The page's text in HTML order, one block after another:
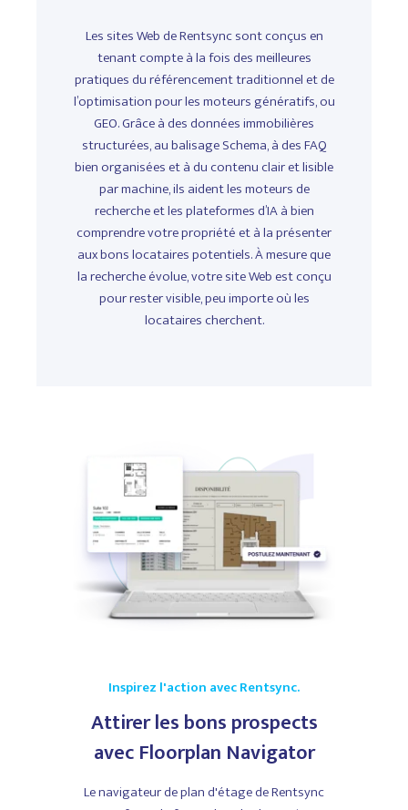
Les sites Web de Rentsync sont conçus en
tenant compte à la fois des meilleures
pratiques du référencement traditionnel et de
l’optimisation pour les moteurs génératifs, ou
GEO. Grâce à des données immobilières
structurées, au balisage Schema, à des FAQ
bien organisées et à du contenu clair et lisible
par machine, ils aident les moteurs de
recherche et les plateformes d’IA à bien
comprendre votre propriété et à la présenter
aux bons locataires potentiels. À mesure que
la recherche évolue, votre site Web est conçu
pour rester visible, peu importe où les
locataires cherchent.
Inspirez l'action avec Rentsync.
Attirer les bons prospects
avec Floorplan Navigator
Le navigateur de plan d'étage de Rentsync